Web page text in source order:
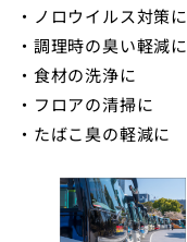
・ノロウイルス対策に
・調理時の臭い軽減に
・食材の洗浄に
・フロアの清掃に
・たばこ臭の軽減に